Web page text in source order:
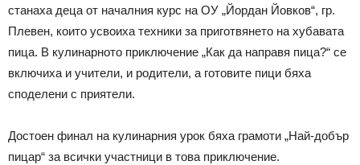
станаха деца от началния курс на ОУ „Йордан Йовков“, гр.
Плевен, които усвоиха техники за приготвянето на хубавата
пица. В кулинарното приключение „Как да направя пица?“ се
включиха и учители, и родители, а готовите пици бяха
споделени с приятели.
Достоен финал на кулинарния урок бяха грамоти „Най-добър
пицар“ за всички участници в това приключение.